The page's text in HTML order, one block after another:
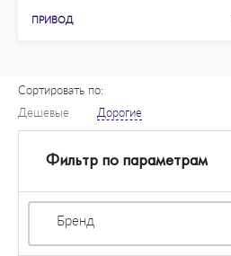
ПРИВОД
Сортировать по:
Дешевые
Дорогие
Фильтр по параметрам
Бренд